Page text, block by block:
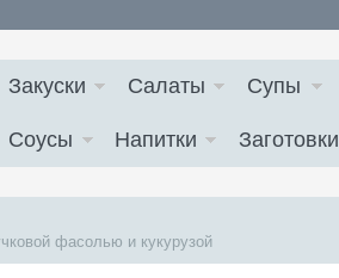
Закуски Салаты Супы
Соусы Напитки Заготовки
фасолью и кукурузой